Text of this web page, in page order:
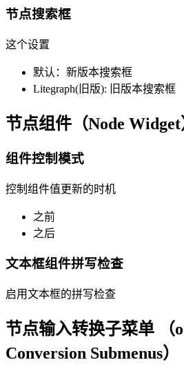
节点搜索框
这个设置
默认：新版本搜索框
Litegraph(旧版): 旧版本搜索框
节点组件（Node Widget
组件控制模式
控制组件值更新的时机
之前
之后
文本框组件拼写检查
启用文本框的拼写检查
节点输入转换子菜单 （
Conversion Submenus）